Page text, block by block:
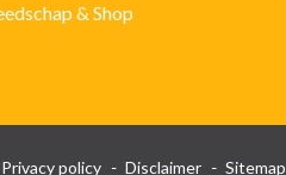
& Shop
Privacy policy Disclaimer Sitemap